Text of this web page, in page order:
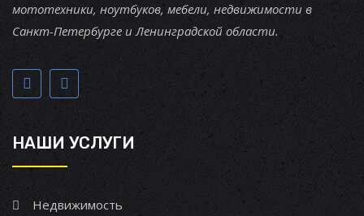
мототехники, ноутбуков, мебели, недвижимости в
Санкт-Петербурге и Ленинградской области.
НАШИ УСЛУГИ
Недвижимость